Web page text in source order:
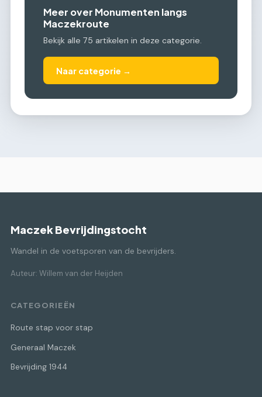
Meer over Monumenten langs
Maczekroute
Bekijk alle 75 artikelen in deze categorie.
Naar categorie →
Maczek Bevrijdingstocht
Wandel in de voetsporen van de bevrijders.
Auteur: Willem van der Heijden
CATEGORIEËN
Route stap voor stap
Generaal Maczek
Bevrijding 1944